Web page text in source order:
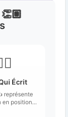
Écrit
représente
en position